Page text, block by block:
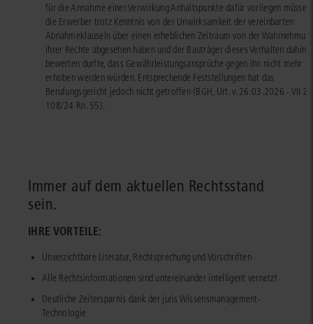
für die Annahme einer Verwirkung Anhaltspunkte dafür vorliegen
die Erwerber trotz Kenntnis von der Unwirksamkeit der vereinbarten
Abnahmeklauseln über einen erheblichen Zeitraum von der
ihrer Rechte abgesehen haben und der Bauträger dieses Verhalten dahin
bewerten durfte, dass Gewährleistungsansprüche gegen ihn nicht mehr
erhoben werden würden. Entsprechende Feststellungen hat das
Berufungsgericht jedoch nicht getroffen (BGH, Urt. v. 26.03.2026 - VII ZR
108/24 Rn. 55).
Immer auf dem aktuellen Rechtsstand
sein.
IHRE VORTEILE:
Unverzichtbare Literatur, Rechtsprechung und Vorschriften
Alle Rechtsinformationen sind untereinander intelligent vernetzt
Deutliche Zeitersparnis dank der juris Wissensmanagement-
Technologie